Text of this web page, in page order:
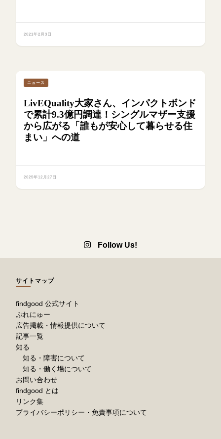
2021年2月3日
ニュース
LivEQuality大家さん、インパクトボンド
で累計9.3億円調達！シングルマザー支援
から広がる「誰もが安心して暮らせる住
まい」への道
2025年12月27日
Follow Us!
サイトマップ
findgood 公式サイト
ぷれにゅー
広告掲載・情報提供について
記事一覧
知る
知る・障害について
知る・働く場について
お問い合わせ
findgood とは
リンク集
プライバシーポリシー・免責事項について